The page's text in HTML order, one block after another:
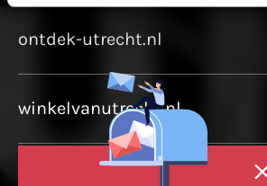
ontdek-utrecht.nl
winkelvanutrecht.nl